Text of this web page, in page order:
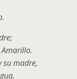
su madre,